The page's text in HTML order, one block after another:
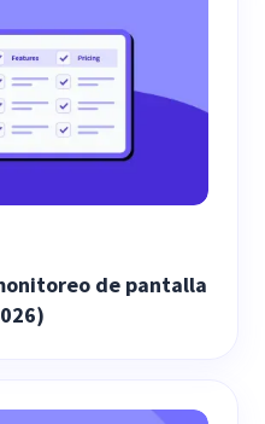
de pantalla